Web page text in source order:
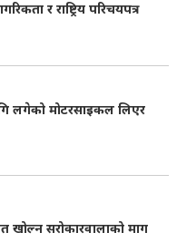
र राष्ट्रिय परिचयपत्र
लगेको मोटरसाइकल लिएर
खोल्न सरोकारवालाको माग